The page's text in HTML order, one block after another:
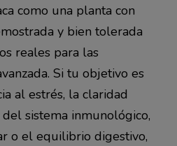
como una planta con
y bien tolerada
reales para las
Si tu objetivo es
al estrés, la claridad
sistema inmunológico,
o el equilibrio digestivo,